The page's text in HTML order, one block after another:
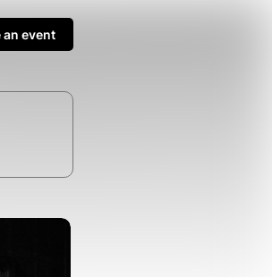
an event